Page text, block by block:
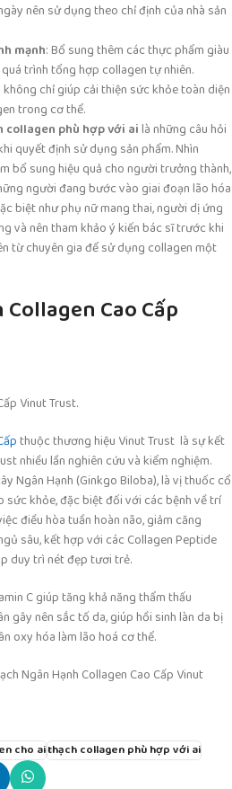
nên sử dụng theo chỉ định của nhà sản
mạnh: Bổ sung thêm các thực phẩm giàu
trình tổng hợp collagen tự nhiên.
không chỉ giúp cải thiện sức khỏe toàn diện
trong cơ thể.
collagen phù hợp với ailà những câu hỏi
quyết định sử dụng sản phẩm. Nhìn
bổ sung hiệu quả cho người trưởng thành,
người đang bước vào giai đoạn lão hóa
biệt như phụ nữ mang thai, người dị ứng
và nên tham khảo ý kiến bác sĩ trước khi
từ chuyên gia để sử dụng collagen một
Cao Cấp
Vinut Trust.
thuộc thương hiệu Vinut Trust là sự kết
nhiều lần nghiên cứu và kiểm nghiệm.
Ngân Hạnh (Ginkgo Biloba), là vị thuốc cổ
sức khỏe, đặc biệt đối với các bệnh về trí
điều hòa tuần hoàn não, giảm căng
sâu, kết hợp với các Collagen Peptide
duy trì nét đẹp tươi trẻ.
C giúp tăng khả năng thẩm thấu
gây nên sắc tố da, giúp hồi sinh làn da bị
oxy hóa làm lão hoá cơ thể.
Ngân Hạnh Collagen Cao Cấp Vinut
cho aithạch collagen phù hợp với ai